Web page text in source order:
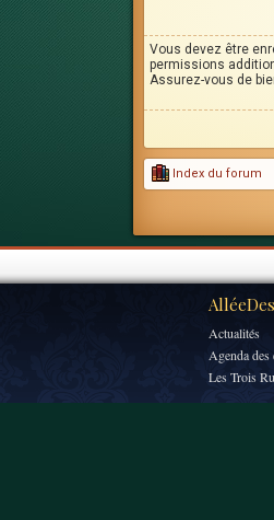
Vous devez être
permissions
Assurez-vous de
Index du forum
Actualités
Agenda des
Les Trois